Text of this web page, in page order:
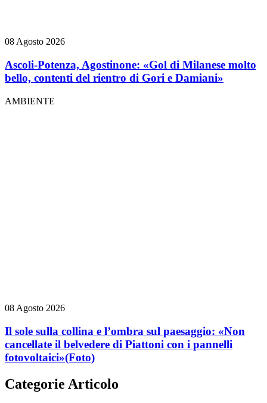
08 Agosto 2026
Ascoli-Potenza, Agostinone: «Gol di Milanese molto
bello, contenti del rientro di Gori e Damiani»
AMBIENTE
08 Agosto 2026
Il sole sulla collina e l’ombra sul paesaggio: «Non
cancellate il belvedere di Piattoni con i pannelli
fotovoltaici»(Foto)
Categorie Articolo